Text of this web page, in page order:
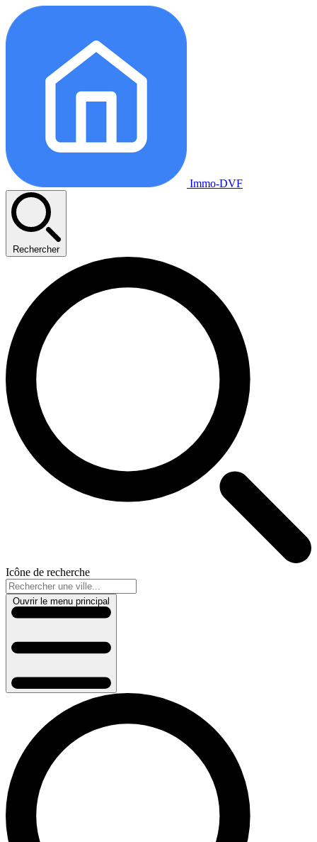
Immo-DVF
Rechercher
Icône de recherche
Ouvrir le menu principal